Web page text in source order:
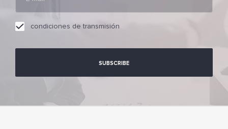
condiciones de transmisión